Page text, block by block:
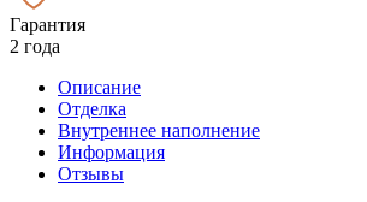
Гарантия
2 года
Описание
Отделка
Внутреннее наполнение
Информация
Отзывы